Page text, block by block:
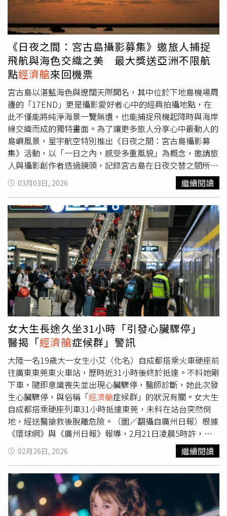
出，高茲距離衝突地區相當遙遠，而且仍可透過調整航線轉
機返回目的地，因此質疑他並非真正被困在當地。面對批評
聲浪，高茲之後將影片縮短約1分鐘，並把標題改為
「Millions Of Travelers Are About To Be Stranded」。他
也在留言區置頂回應，表示頻道內容多以介紹商務艙與頭等
艙為主，因此影片提到高級艙等。他進一步說明，目前剩餘
的經濟艙座位單程票價已超過1500美元，而且很快就會被
訂完。高茲也強調，影片主要是想說明中東衝突對全球航空
運能造成的影響，可能讓大量旅客、家庭與商務人士面臨行
程延誤或變動，並提醒觀眾注意安全。高茲拍片談航班混亂
問題，但提到仍有經濟艙 座位，引發爭議。（圖／翻攝自
IG，@nypost）
《日夜之間：宮古島攝影募集》邀旅人捕捉
飛航與海色交織之美 最大獎送亞洲不限航
點經濟艙來回機票
宮古島以湛藍海色與遼闊天際聞名，其中位於下地島機場周
邊的「17END」更是攝影愛好者心中的經典拍攝地點，在
此不僅能將純淨海景一覽無遺，也能捕捉飛機起降時與海岸
線交織而成的獨特畫面。為了讓更多旅人分享心中最動人的
島嶼風景，星宇航空特別推出《日夜之間：宮古島攝影募
集》活動，以「一日之內，感受多重風貌」為概念，邀請旅
人與攝影創作者透過鏡頭，記錄宮古島在日夜交替之間所展
現的獨特魅力。星宇航空自 2 月起正式將台北－宮古島航線
轉為定期航班，並同步開闢台中出發航線。台北航線於冬季
班表每週營運2班、夏季班表提升至每週3班；台中航線冬季
班表每週2班、夏季則增至每週4班，持續提供多元航班選
擇，讓旅客能更彈性地規劃行程。宮古島以湛藍海色與遼闊
天際聞名，其中位於下地島機場周邊的「17END」更是攝
影愛好者心中的經典拍攝地點。（圖片提供／星宇航空）不
同於一般僅限專業器材或單純比拼美照的攝影比賽，《日夜
之間：宮古島攝影募集》不限攝影器材，無論是單眼相機、
底片相機或手機拍攝，只要是真實旅程中的動人瞬間，都歡
迎投稿。活動鼓勵參賽者在上傳作品時標註拍攝地點，並分
享當下的旅遊紀實與心情故事，讓每張照片不僅是一幅影
像，更是一段專屬於旅人的宮古島玩法指南。透過不同視角
與路線的分享，展現宮古島多元且豐富的旅遊樣貌。活動自
3月2日起展開並分階段進行，入圍作品將於6月9日公布，
最終得獎名單於6月30日揭曉，邀請旅人於宮古島旅程中以
影像記錄飛航、島嶼與旅途中的動人片刻，並分享屬於自己
的宮古島故事。星宇航空推出《日夜之間：宮古島攝影募
集》活動，不限攝影器材，邀請旅客分享宮古島旅程中的動
人瞬間，還有機會獲得亞洲不限航點經濟艙來回機票。（圖
片提供／星宇航空） 為鼓勵旅客與攝影創作者踴躍參與，
本次活動特別規劃「早鳥限定獎」，凡於活動第一階段完成
投稿者，即有機會獲得限量A321neo飛行飄帶鑰匙圈，讓旅
程的感動即刻化為收藏。此外，活動亦設立「星宇機迷特別
賞」，凡作品中清楚呈現星宇航空飛機畫面者，即有機會獲
得A321neo飛機模型。為鼓勵更多旅人與攝影創作者踴躍參
與，經評選入圍之優選作品，將選出10位獲得STARLUX沖
繩航點杯；活動最終亦將評選出1名最大獎贈送亞洲不限航
03月03日, 2026 繼續閱讀
女大生長途久坐31小時「引發心臟驟停」
醫揭「經濟艙症候群」警訊
大陸一名19歲大一女生小艾（化名）自成都搭乘火車硬座前
往廣東東莞東火車站，歷時近31小時後終於抵達。不料她剛
下車，隨即意識喪失並出現心臟驟停，醫師診斷，她此次發
生心臟驟停，與俗稱「經濟艙症候群」的狀況有關。女大生
自成都搭乘硬座列車31小時抵達東莞，未料在站台突然倒
地，經送醫搶救後脫離危險。（圖／翻攝自廣州日報）根據
《環球網》與《廣州日報》報導，2月21日凌晨5時許，這
名19歲女大生歷時近31小時後抵達目的地。未料才剛下
車，步行不久便突然倒地，意識喪失，隨後出現心臟驟停，
現場情況一度危急。報導指出，醫護人員將小艾緊急送醫搶
救，經約6小時救治後，成功將她從危險邊緣救回。據了
解，小艾在出發前已連續兩天出現胸悶情形，但為了不影響
開學報到，仍選擇搭乘長途列車返校。醫師說明，此次突發
02月26日, 2026 繼續閱讀